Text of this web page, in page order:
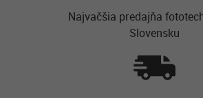
Najvačšia predajňa
Slovensku